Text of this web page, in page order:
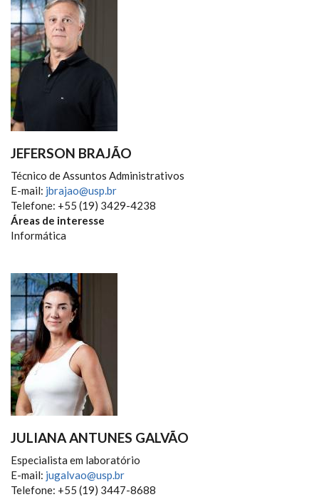
JEFERSON BRAJÃO
Técnico de Assuntos Administrativos
E-mail: jbrajao@usp.br
Telefone: +55 (19) 3429-4238
Áreas de interesse
Informática
JULIANA ANTUNES GALVÃO
Especialista em laboratório
E-mail: jugalvao@usp.br
Telefone: +55 (19) 3447-8688